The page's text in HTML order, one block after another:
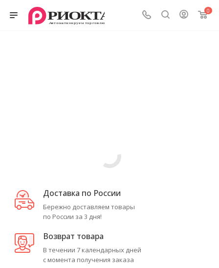
0
Доставка по России
Бережно доставляем товары
по России за 3 дня!
Возврат товара
В течении 7 календарных дней
с момента получения заказа